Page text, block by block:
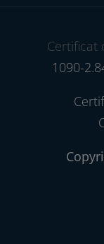
Certificat
1090-